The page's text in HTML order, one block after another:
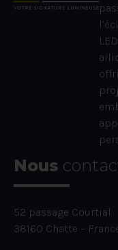
Nous
52 passage Courtial
38160 Chatte –